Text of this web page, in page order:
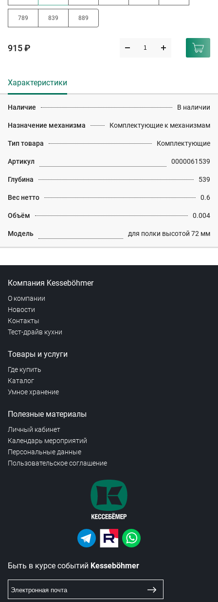
789 839 889
915 ₽
Характеристики
Наличие В наличии
Назначение механизма Комплектующие к механизмам
Тип товара Комплектующие
Артикул 0000061539
Глубина 539
Вес нетто 0.6
Объём 0.004
Модель для полки высотой 72 мм
Компания Kesseböhmer
О компании
Новости
Контакты
Тест-драйв кухни
Товары и услуги
Где купить
Каталог
Умное хранение
Полезные материалы
Личный кабинет
Календарь мероприятий
Персональные данные
Пользовательское соглашение
Быть в курсе событий Kesseböhmer